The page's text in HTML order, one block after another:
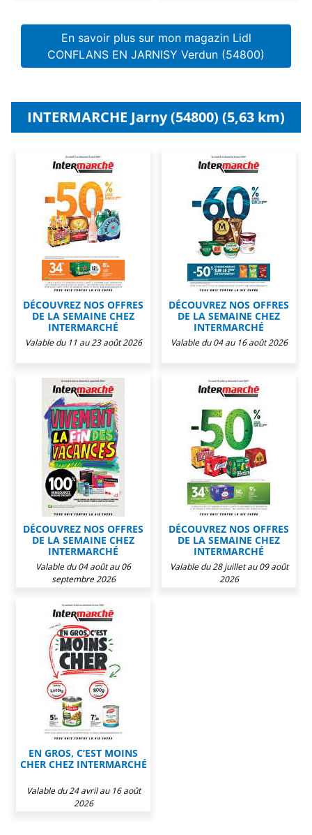
En savoir plus sur mon magazin Lidl
CONFLANS EN JARNISY Verdun (54800)
INTERMARCHE Jarny (54800) (5,63 km)
DÉCOUVREZ NOS OFFRES
DE LA SEMAINE CHEZ
INTERMARCHÉ
Valable du 11 au 23 août 2026
DÉCOUVREZ NOS OFFRES
DE LA SEMAINE CHEZ
INTERMARCHÉ
Valable du 04 au 16 août 2026
DÉCOUVREZ NOS OFFRES
DE LA SEMAINE CHEZ
INTERMARCHÉ
Valable du 04 août au 06
septembre 2026
DÉCOUVREZ NOS OFFRES
DE LA SEMAINE CHEZ
INTERMARCHÉ
Valable du 28 juillet au 09 août
2026
EN GROS, C’EST MOINS
CHER CHEZ INTERMARCHÉ
Valable du 24 avril au 16 août
2026